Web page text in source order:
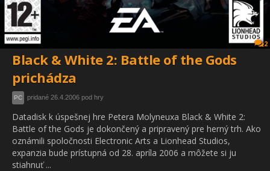
2
Black & White 2: Battle of the Gods
prichádza
PC pridané 26.4.2006 pod hry
Datadisk k úspešnej hre Petera Molyneuxa Black & White 2:
Battle of the Gods je dokončený a pripravený pre herný trh. Ako
oznámili spoločnosti Electronic Arts a Lionhead Studios,
expanzia bude prístupná od 28. apríla 2006 a môžete si ju
stiahnuť ...